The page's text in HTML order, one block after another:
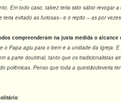
Em todo caso, talvez teria sido sábio
evitado as furiosas-- e o repito – as por
compreenderam na justa medida o alcance
o Papa agiu para o bem e a unidade da Igreja.
a parte doutrinal, tanto que os tradicionalistas
polêmicas. Penso que toda a questãodeveria
: